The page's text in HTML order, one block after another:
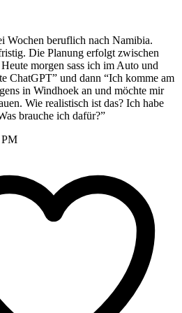
Wochen beruflich nach Namibia.
Die Planung erfolgt zwischen
morgen sass ich im Auto und
ChatGPT” und dann “Ich komme am
in Windhoek an und möchte mir
Wie realistisch ist das? Ich habe
brauche ich dafür?”
PM